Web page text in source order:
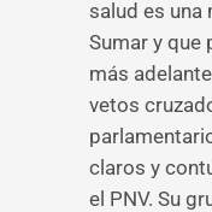
salud es una
Sumar y que
más
vetos
claros y
el PNV. Su